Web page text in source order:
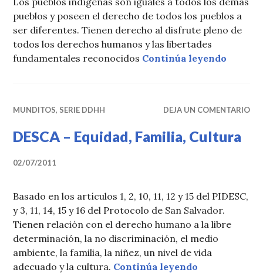
pueblos y poseen el derecho de todos los pueblos a
ser diferentes. Tienen derecho al disfrute pleno de
todos los derechos humanos y las libertades
fundamentales reconocidos Continúa leyendo
MUNDITOS, SERIE DDHH DEJA UN COMENTARIO
DESCA – Equidad, Familia, Cultura
02/07/2011
Basado en los artículos 1, 2, 10, 11, 12 y 15 del PIDESC,
y 3, 11, 14, 15 y 16 del Protocolo de San Salvador.
Tienen relación con el derecho humano a la libre
determinación, la no discriminación, el medio
ambiente, la familia, la niñez, un nivel de vida
adecuado y la cultura. Continúa leyendo